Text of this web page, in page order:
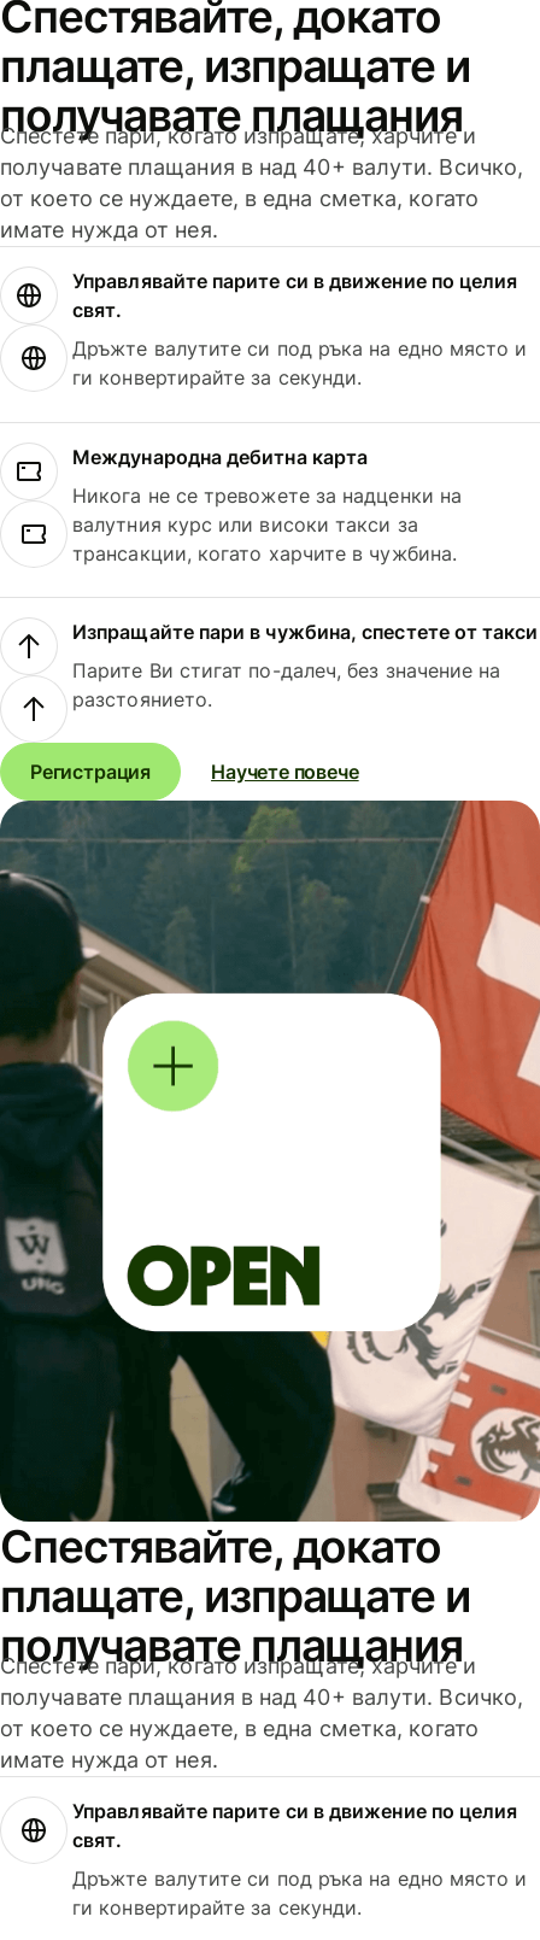
Спестявайте, докато
плащате, изпращате и
получавате плащания
Спестете пари, когато изпращате, харчите и
получавате плащания в над 40+ валути. Всичко,
от което се нуждаете, в една сметка, когато
имате нужда от нея.
Управлявайте парите си в движение по целия
свят.
Дръжте валутите си под ръка на едно място и
ги конвертирайте за секунди.
Международна дебитна карта
Никога не се тревожете за надценки на
валутния курс или високи такси за
трансакции, когато харчите в чужбина.
Изпращайте пари в чужбина, спестете от такси
Парите Ви стигат по-далеч, без значение на
разстоянието.
Регистрация Научете повече
Спестявайте, докато
плащате, изпращате и
получавате плащания
Спестете пари, когато изпращате, харчите и
получавате плащания в над 40+ валути. Всичко,
от което се нуждаете, в една сметка, когато
имате нужда от нея.
Управлявайте парите си в движение по целия
свят.
Дръжте валутите си под ръка на едно място и
ги конвертирайте за секунди.